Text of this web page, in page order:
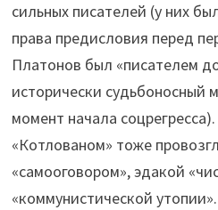
сильных писателей (у них
права предисловия перед
Платонов был «писателем
исторически судьбоносный
момент начала
«Котлованом» тоже
«самооговором», эдакой
«коммунистической